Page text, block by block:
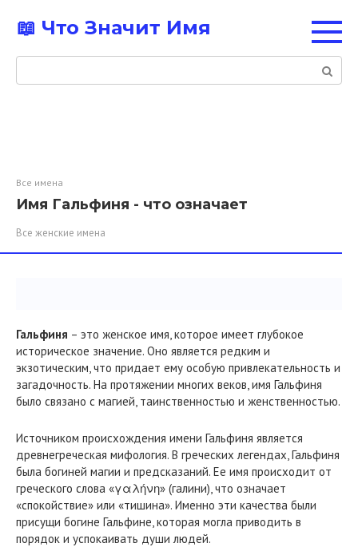
контенту
📖 Что Значит Имя
Поиск:
Все имена
Имя Гальфиня - что означает
Все женские имена
Гальфиня – это женское имя, которое имеет глубокое
историческое значение. Оно является редким и
экзотическим, что придает ему особую привлекательность и
загадочность. На протяжении многих веков, имя Гальфиня
было связано с магией, таинственностью и женственностью.
Источником происхождения имени Гальфиня является
древнегреческая мифология. В греческих легендах, Гальфиня
была богиней магии и предсказаний. Ее имя происходит от
греческого слова «γαλήνη» (галини), что означает
«спокойствие» или «тишина». Именно эти качества были
присущи богине Гальфине, которая могла приводить в
порядок и успокаивать души людей.